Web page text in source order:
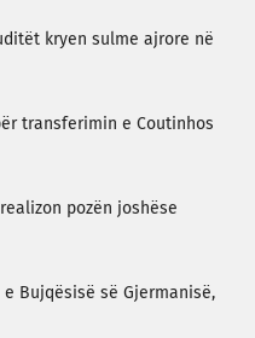
kryen sulme ajrore në
transferimin e Coutinhos
pozën joshëse
Bujqësisë së Gjermanisë,